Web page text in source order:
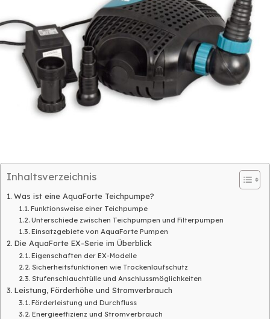
Inhaltsverzeichnis
Was ist eine AquaForte Teichpumpe?
Funktionsweise einer Teichpumpe
Unterschiede zwischen Teichpumpen und Filterpumpen
Einsatzgebiete von AquaForte Pumpen
Die AquaForte EX-Serie im Überblick
Eigenschaften der EX-Modelle
Sicherheitsfunktionen wie Trockenlaufschutz
Stufenschlauchtülle und Anschlussmöglichkeiten
Leistung, Förderhöhe und Stromverbrauch
Förderleistung und Durchfluss
Energieeffizienz und Stromverbrauch